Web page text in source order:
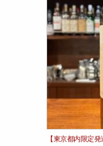
【東京都内限定